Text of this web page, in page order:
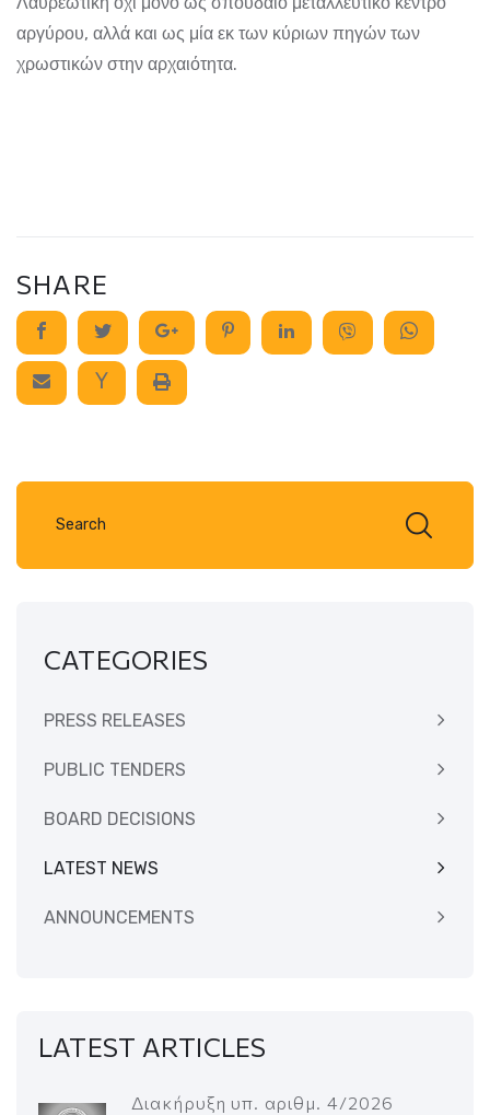
αργύρου, αλλά και ως μία εκ των κύριων πηγών των
χρωστικών στην αρχαιότητα.
SHARE
CATEGORIES
PRESS RELEASES
PUBLIC TENDERS
BOARD DECISIONS
LATEST NEWS
ANNOUNCEMENTS
LATEST ARTICLES
Διακήρυξη υπ. αριθμ. 4/2026